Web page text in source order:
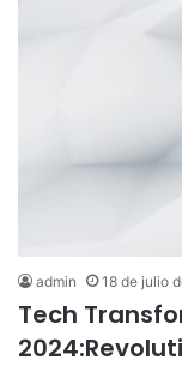
admin 18 de julio
Tech